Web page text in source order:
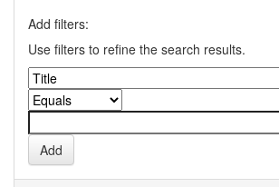
Add filters:
Use filters to refine the search results.